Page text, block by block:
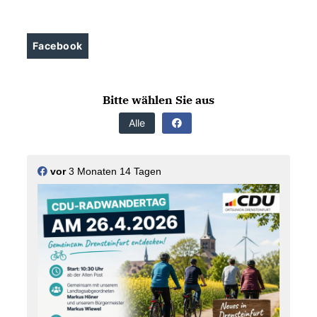
Facebook
Bitte wählen Sie aus
Alle
vor3 Monaten 14 Tagen